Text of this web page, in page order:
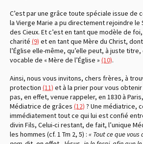
C’est par une grâce toute spéciale issue de
la Vierge Marie a pu directement rejoindre le
des Cieux. Et c’est en tant que modèle de
charité (9) et en tant que Mère du Christ,
l’Église elle-même, qu’elle peut, à juste
vocable de « Mère de l’Église » (10).
Ainsi, nous vous invitons, chers frères, à
protection (11) et à la prier pour vous
pas, en effet, venue rappeler, en 1830 à
Médiatrice de grâces (12) ? Une médiatrice,
immédiatement tout ce qui lui est confié
divin Fils, Celui-ci restant, de fait, l’unique
les hommes (cf. 1 Tm 2, 5) : « Tout ce que